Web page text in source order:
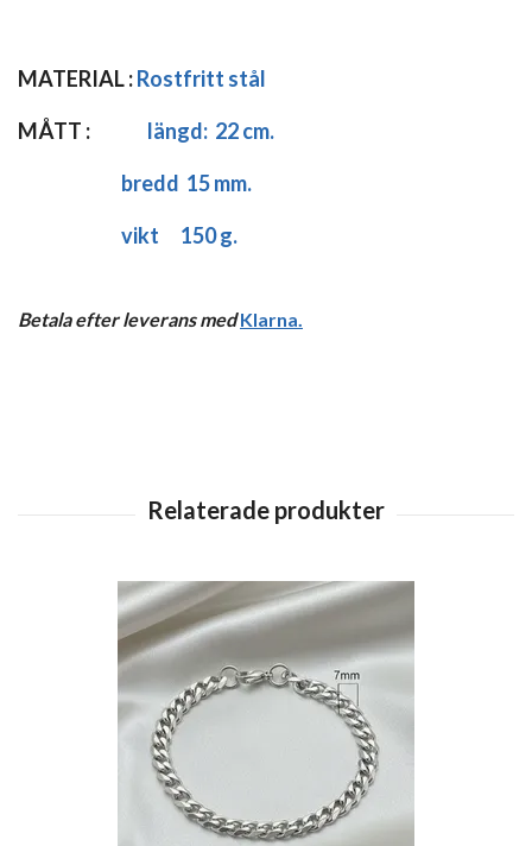
MATERIAL :Rostfritt stål
MÅTT :
längd: 22 cm.
bredd 15 mm.
vikt 150 g.
Betala efter leverans med Klarna